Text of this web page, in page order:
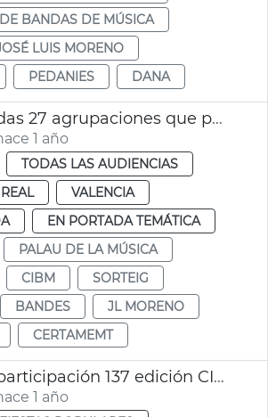
BANDAS DE MÚSICA
LUIS MORENO
PEDANIES DANA
Seleccionadas 27 agrupaciones que participarán en la 137 edició del CIBM
1 año
TODAS LAS AUDIENCIAS
VALENCIA
EN PORTADA TEMÁTICA
PALAU DE LA MÚSICA
CIBM
SORTEIG
BANDES
JL MORENO
CERTAMEMT
Record de participación 137 edición CIBM Ciudad de València
1 año